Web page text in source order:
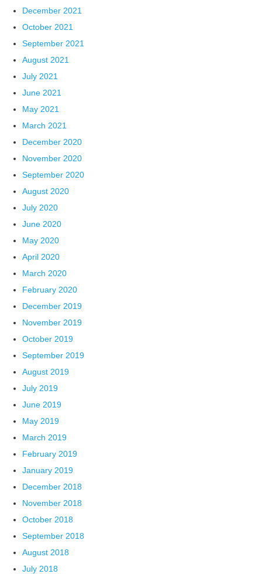
December 2021
October 2021
September 2021
August 2021
July 2021
June 2021
May 2021
March 2021
December 2020
November 2020
September 2020
August 2020
July 2020
June 2020
May 2020
April 2020
March 2020
February 2020
December 2019
November 2019
October 2019
September 2019
August 2019
July 2019
June 2019
May 2019
March 2019
February 2019
January 2019
December 2018
November 2018
October 2018
September 2018
August 2018
July 2018